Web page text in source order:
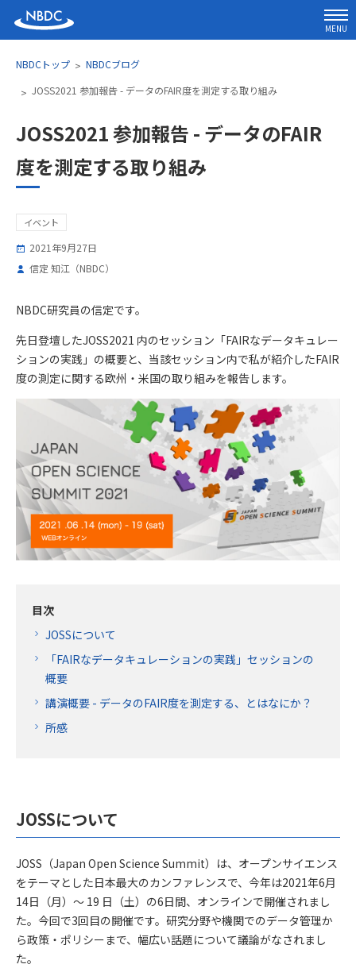
MENU
NBDCトップ
NBDCブログ
JOSS2021 参加報告 - データのFAIR度を測定する取り組み
JOSS2021 参加報告 - データのFAIR
度を測定する取り組み
イベント
2021年9月27日
信定 知江（NBDC）
NBDC研究員の信定です。
先日登壇したJOSS2021 内のセッション「FAIRなデータキュレー
ションの実践」の概要と、当該セッション内で私が紹介したFAIR
度の測定に関する欧州・米国の取り組みを報告します。
目次
JOSSについて
「FAIRなデータキュレーションの実践」セッションの
概要
講演概要 - データのFAIR度を測定する、とはなにか？
所感
JOSSについて
JOSS（Japan Open Science Summit）は、オープンサイエンス
をテーマとした日本最大のカンファレンスで、今年は2021年6月
14日（月）〜 19 日（土）の6日間、オンラインで開催されまし
た。今回で3回目の開催です。研究分野や機関でのデータ管理か
ら政策・ポリシーまで、幅広い話題について議論がなされまし
た。